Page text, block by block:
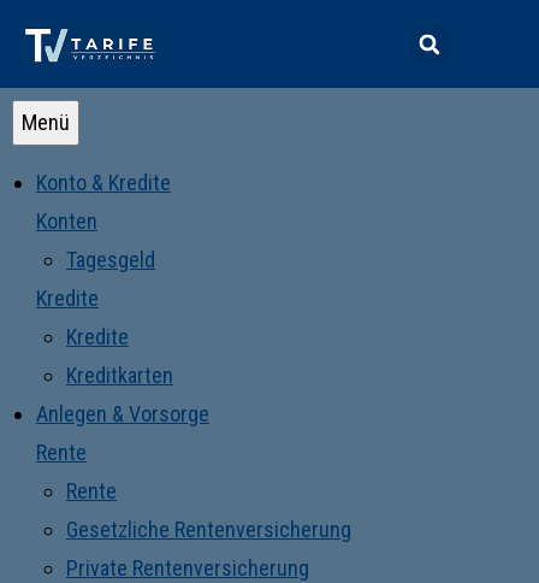
Menü
Konto & Kredite
Konten
Tagesgeld
Kredite
Kredite
Kreditkarten
Anlegen & Vorsorge
Rente
Rente
Gesetzliche Rentenversicherung
Private Rentenversicherung